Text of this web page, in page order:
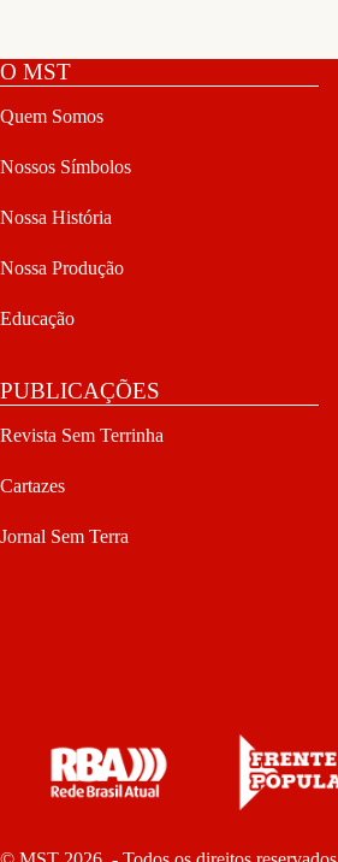
O MST
Quem Somos
Nossos Símbolos
Nossa História
Nossa Produção
Educação
PUBLICAÇÕES
Revista Sem Terrinha
Cartazes
Jornal Sem Terra